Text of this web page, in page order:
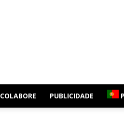
COLABORE PUBLICIDADE